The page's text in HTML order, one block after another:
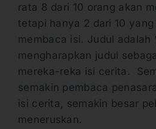
rata 8 dari 10 orang akan
tetapi hanya 2 dari 10
membaca isi. Judul adalah
mengharapkan judul
mereka-reka isi cerita.
semakin pembaca
isi cerita, semakin besar
meneruskan.